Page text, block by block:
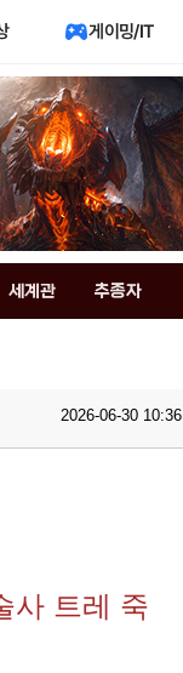
게이밍/IT
세계관 추종자
2026-06-30 10:36
사 트레 죽